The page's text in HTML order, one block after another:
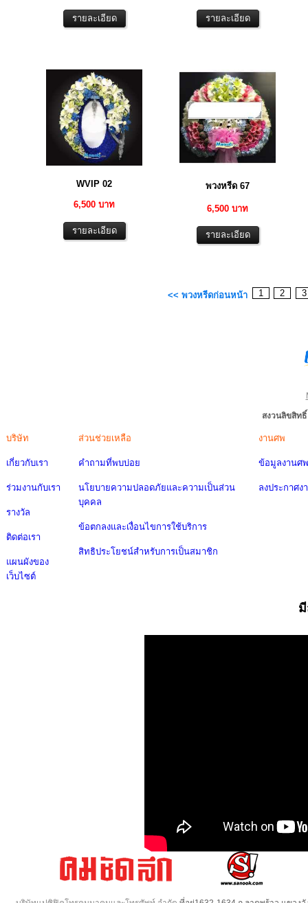
WVIP 02
6,500 บาท
พวงหรีด 67
6,500 บาท
<< พวงหรีดก่อนหน้า 1 2
สงวนลิขสิท
บริษัท
เกี่ยวกับเรา
ร่วมงานกับเรา
รางวัล
ติดต่อเรา
แผนผังของ
เว็บไซต์
ส่วนช่วยเหลือ
คำถามที่พบบ่อย
นโยบายความปลอดภัยและความเป็นส่วน
บุคคล
ข้อตกลงและเงื่อนไขการใช้บริการ
สิทธิประโยชน์สำหรับการเป็นสมาชิก
งานศพ
ข้อมูลงานศพ
ลงประกาศง